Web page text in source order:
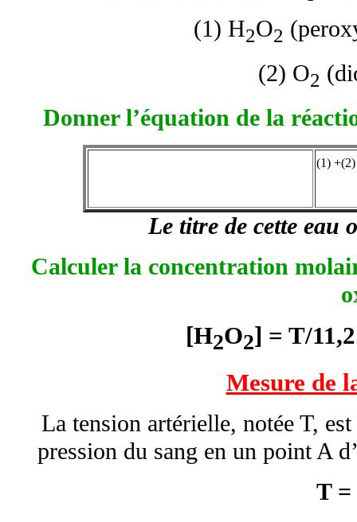
(1) H2O2
(2) O2
Donner l’équation de la
(1)
Le titre de cette eau
Calculer la concentration
[H2O2] = T/11,2
Mesure de
La tension artérielle, notée T,
pression du sang en un point A
T =